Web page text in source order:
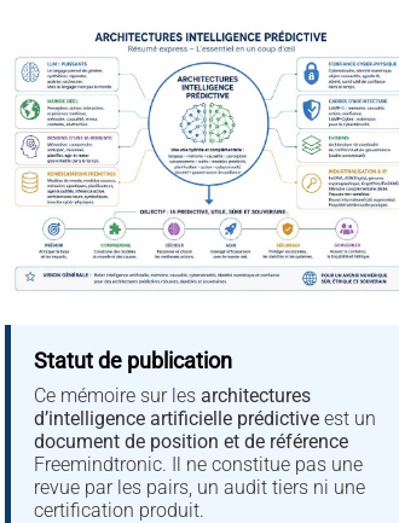
Statut de publication
Ce mémoire sur les architectures
d’intelligence artificielle prédictive est un
document de position et de référence
Freemindtronic. Il ne constitue pas une
revue par les pairs, un audit tiers ni une
certification produit.